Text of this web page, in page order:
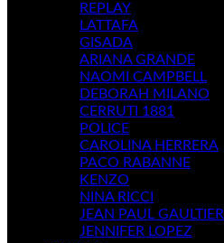
REPLAY
LATTAFA
GISADA
ARIANA GRANDE
NAOMI CAMPBELL
DEBORAH MILANO
CERRUTI 1881
POLICE
CAROLINA HERRERA
PACO RABANNE
KENZO
NINA RICCI
JEAN PAUL GAULTIER
JENNIFER LOPEZ